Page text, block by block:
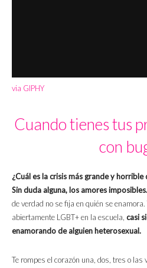
via GIPHY
Cuando tienes tus
con
¿Cuál es la crisis más grande y
Sin duda alguna, los amores imposibles.
de verdad no se fija en quién se
abiertamente LGBT+ en la escuela, casi
enamorando de alguien heterosexual.
Te rompes el corazón una, dos, tres o